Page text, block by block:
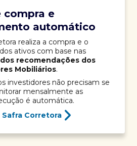
compra e
automático
realiza a compra e o
ativos com base nas
recomendações dos
Mobiliários.
investidores não precisam se
mensalmente as
é automática.
Safra Corretora